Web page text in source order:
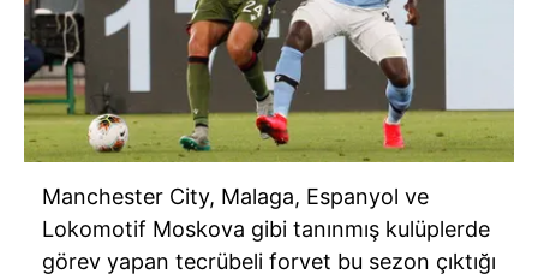
Manchester City, Malaga, Espanyol ve
Lokomotif Moskova gibi tanınmış kulüplerde
görev yapan tecrübeli forvet bu sezon çıktığı